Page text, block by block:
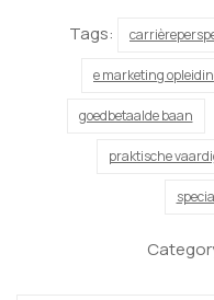
Tags:
e marketing
goedbetaalde baan
praktische